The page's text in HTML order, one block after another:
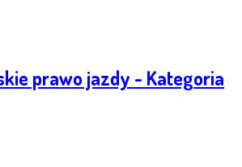
prawo jazdy - Kategoria